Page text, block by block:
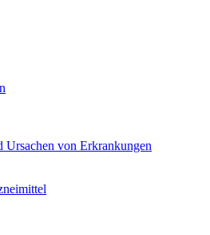
Ursachen von Erkrankungen